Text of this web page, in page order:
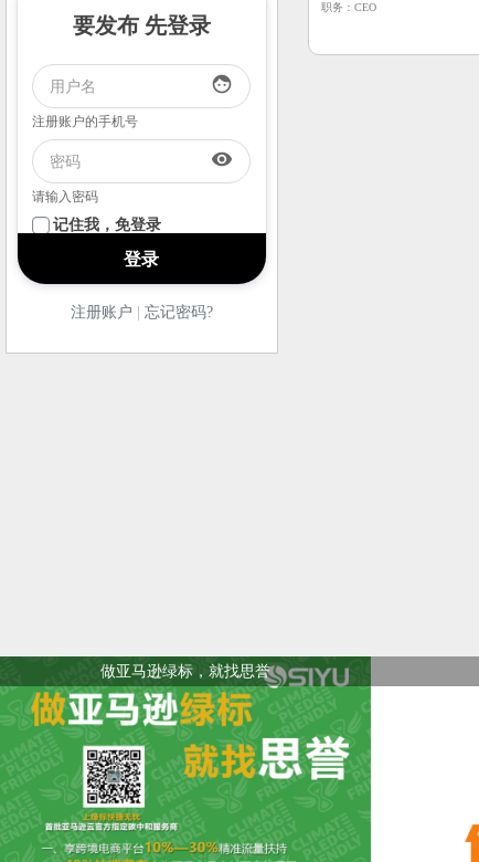
职务：CEO
要发布 先登录
face
注册账户的手机号
visibility
请输入密码
记住我，免登录
注册账户 忘记密码?
做亚马逊绿标，就找思誉